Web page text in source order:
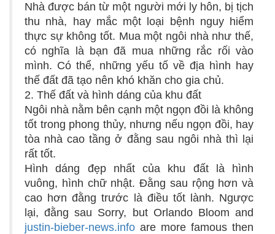
Nhà được bán từ một người mới ly hôn, bị tịch
thu nhà, hay mắc một loại bệnh nguy hiểm
thực sự không tốt. Mua một ngôi nhà như thế,
có nghĩa là bạn đã mua những rắc rối vào
mình. Có thể, những yếu tố về địa hình hay
thế đất đã tạo nên khó khăn cho gia chủ.
2. Thế đất và hình dáng của khu đất
Ngôi nhà nằm bên cạnh một ngọn đồi là không
tốt trong phong thủy, nhưng nếu ngọn đồi, hay
tòa nhà cao tầng ở đằng sau ngôi nhà thì lại
rất tốt.
Hình dáng đẹp nhất của khu đất là hình
vuông, hình chữ nhật. Đằng sau rộng hơn và
cao hơn đằng trước là điều tốt lành. Ngược
lại, đằng sau Sorry, but Orlando Bloom and
justin-bieber-news.info are more famous then